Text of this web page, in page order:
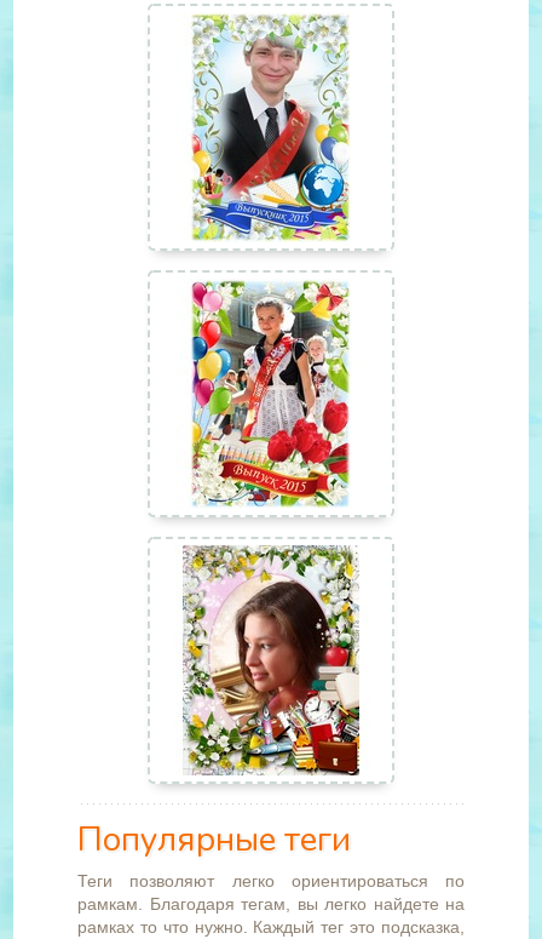
Популярные теги
Теги позволяют легко ориентироваться по
рамкам. Благодаря тегам, вы легко найдете на
рамках то что нужно. Каждый тег это подсказка,